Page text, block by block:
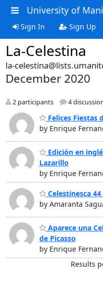
University of
Sign In Sign Up
La-Celestina
la-
December 2020
2 participants 4
Felices Fiestas
by Enrique
Edición en
Lazarillo
by Enrique
Celestinesca 44
by Amaranta
Aparece una
de Picasso
by Enrique
Results